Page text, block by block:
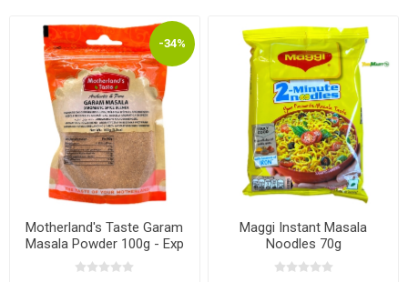
-34%
Motherland's Taste Garam
Masala Powder 100g - Exp
30.09.2026
Maggi Instant Masala
Noodles 70g